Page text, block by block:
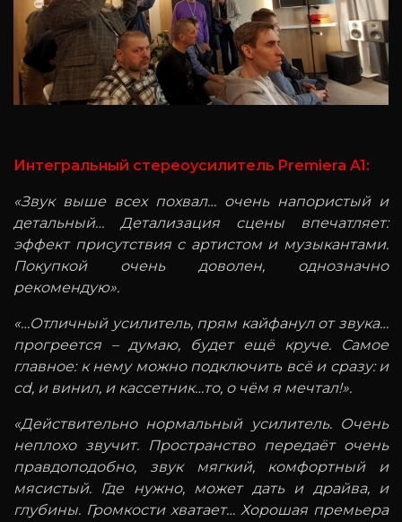
Интегральный стереоусилитель Premiera A1:
«Звук выше всех похвал… очень напористый и
детальный… Детализация сцены впечатляет:
эффект присутствия с артистом и музыкантами.
Покупкой очень доволен, однозначно
рекомендую».
«…Отличный усилитель, прям кайфанул от звука…
прогреется – думаю, будет ещё круче. Самое
главное: к нему можно подключить всё и сразу: и
cd, и винил, и кассетник…то, о чём я мечтал!».
«Действительно нормальный усилитель. Очень
неплохо звучит. Пространство передаёт очень
правдоподобно, звук мягкий, комфортный и
мясистый. Где нужно, может дать и драйва, и
глубины. Громкости хватает… Хорошая премьера